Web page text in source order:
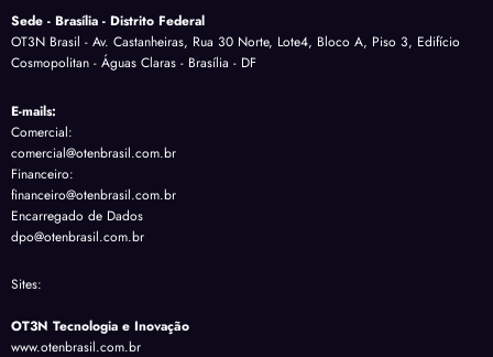
Sede - Brasília - Distrito Federal
OT3N Brasil - Av. Castanheiras, Rua 30 Norte, Lote4, Bloco A, Piso 3, Edifício
Cosmopolitan - Águas Claras - Brasília - DF
E-mails:
Comercial:
comercial@otenbrasil.com.br
Financeiro:
financeiro@otenbrasil.com.br
Encarregado de Dados
dpo@otenbrasil.com.br
Sites:
OT3N Tecnologia e Inovação
www.otenbrasil.com.br